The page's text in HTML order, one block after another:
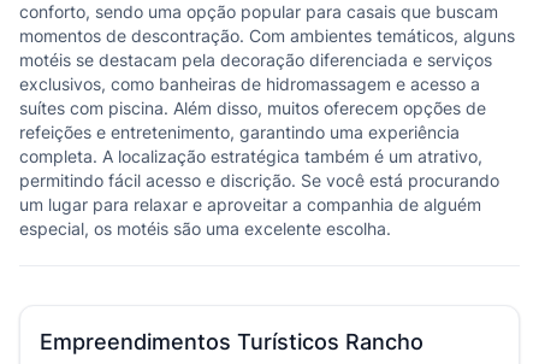
conforto, sendo uma opção popular para casais que buscam
momentos de descontração. Com ambientes temáticos, alguns
motéis se destacam pela decoração diferenciada e serviços
exclusivos, como banheiras de hidromassagem e acesso a
suítes com piscina. Além disso, muitos oferecem opções de
refeições e entretenimento, garantindo uma experiência
completa. A localização estratégica também é um atrativo,
permitindo fácil acesso e discrição. Se você está procurando
um lugar para relaxar e aproveitar a companhia de alguém
especial, os motéis são uma excelente escolha.
Empreendimentos Turísticos Rancho